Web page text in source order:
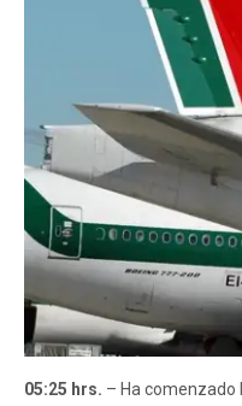
05:25 hrs. – Ha comenzado